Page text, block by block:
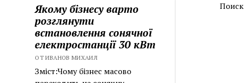
Якому бізнесу варто
розглянути
встановлення сонячної
електростанції 30 кВт
ОТ ИВАНОВ МИХАИЛ
Зміст:Чому бізнес масово
Поиск